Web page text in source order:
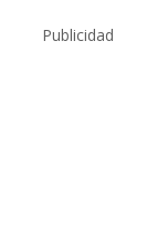
Publicidad